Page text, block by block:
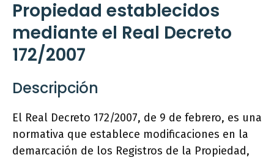
Propiedad establecidos
mediante el Real Decreto
172/2007
Descripción
El Real Decreto 172/2007, de 9 de febrero, es una
normativa que establece modificaciones en la
demarcación de los Registros de la Propiedad,